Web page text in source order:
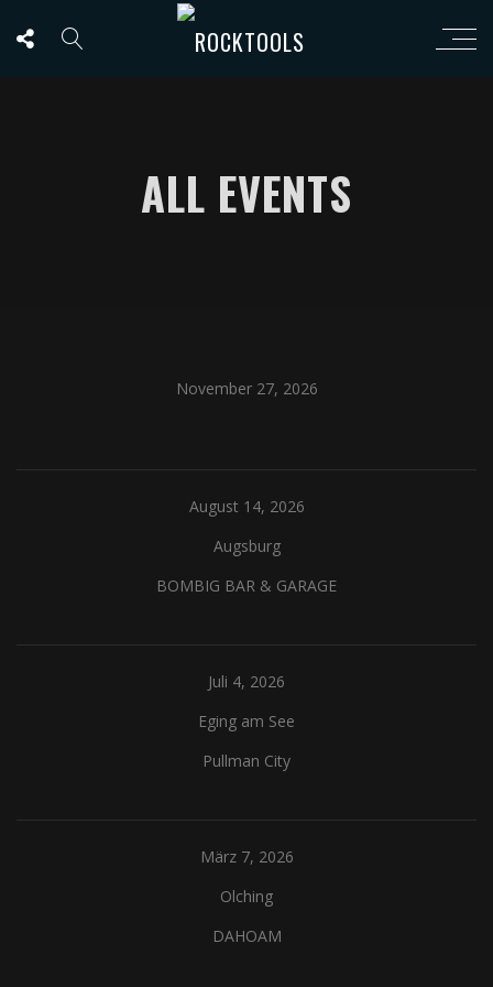
ALL EVENTS
November 27, 2026
August 14, 2026
Augsburg
BOMBIG BAR & GARAGE
Juli 4, 2026
Eging am See
Pullman City
März 7, 2026
Olching
DAHOAM